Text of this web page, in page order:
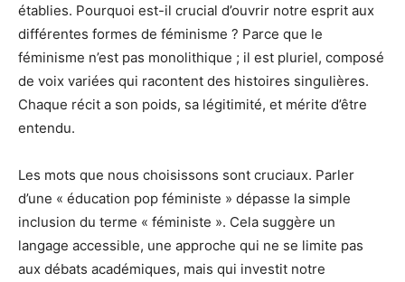
établies. Pourquoi est-il crucial d’ouvrir notre esprit aux
différentes formes de féminisme ? Parce que le
féminisme n’est pas monolithique ; il est pluriel, composé
de voix variées qui racontent des histoires singulières.
Chaque récit a son poids, sa légitimité, et mérite d’être
entendu.
Les mots que nous choisissons sont cruciaux. Parler
d’une « éducation pop féministe » dépasse la simple
inclusion du terme « féministe ». Cela suggère un
langage accessible, une approche qui ne se limite pas
aux débats académiques, mais qui investit notre